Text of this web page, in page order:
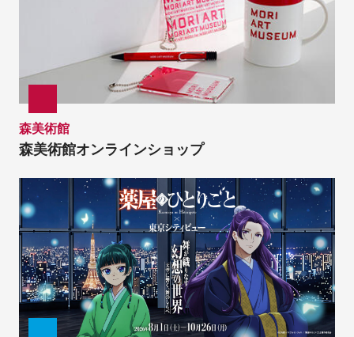
森美術館
森美術館オンラインショップ